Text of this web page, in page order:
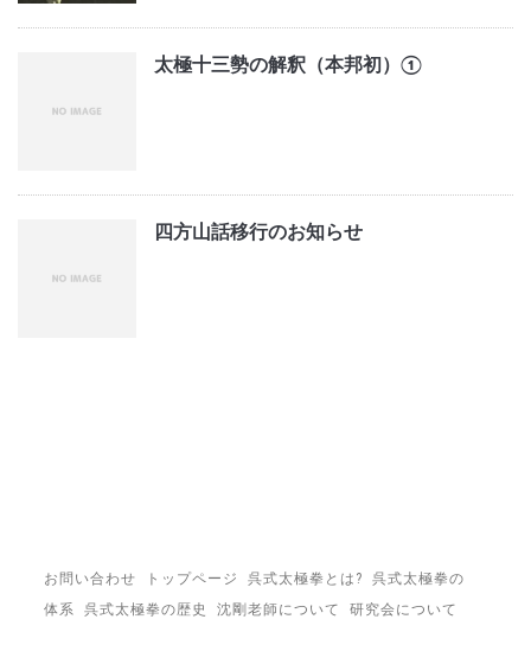
太極十三勢の解釈（本邦初）①
四方山話移行のお知らせ
お問い合わせ トップページ 呉式太極拳とは?
呉式太極拳の
体系
呉式太極拳の歴史 沈剛老師について 研究会について